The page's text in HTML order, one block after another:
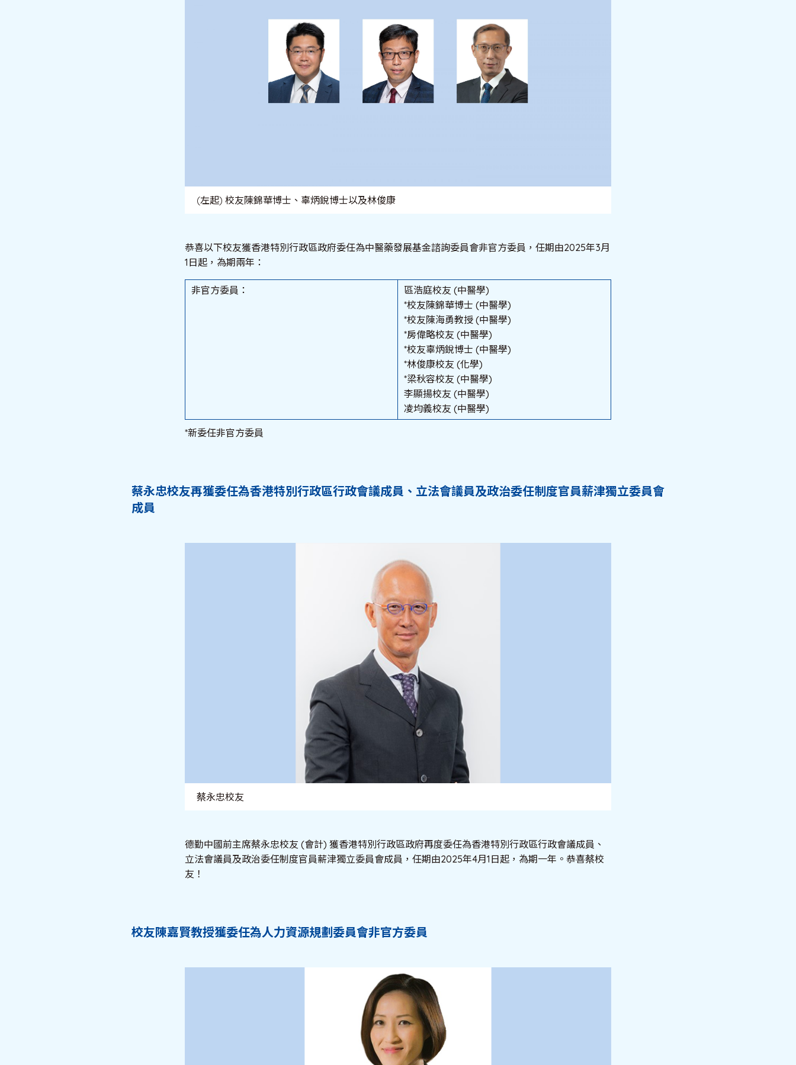
(左起) 校友陳錦華博士、辜炳銳博士以及林俊康
恭喜以下校友獲香港特別行政區政府委任為中醫藥發展基金諮詢委員會非官方委員，任期由2025年3月
1日起，為期兩年：
非官方委員：
區浩庭校友 (中醫學)
*校友陳錦華博士 (中醫學)
*校友陳海勇教授 (中醫學)
*房偉略校友 (中醫學)
*校友辜炳銳博士 (中醫學)
*林俊康校友 (化學)
*梁秋容校友 (中醫學)
李顯揚校友 (中醫學)
凌均義校友 (中醫學)
*新委任非官方委員
蔡永忠校友再獲委任為香港特別行政區行政會議成員、立法會議員及政治委任制度官員薪津獨立委員會
成員
蔡永忠校友
德勤中國前主席蔡永忠校友 (會計) 獲香港特別行政區政府再度委任為香港特別行政區行政會議成員、
立法會議員及政治委任制度官員薪津獨立委員會成員，任期由2025年4月1日起，為期一年。恭喜蔡校
友！
校友陳嘉賢教授獲委任為人力資源規劃委員會非官方委員